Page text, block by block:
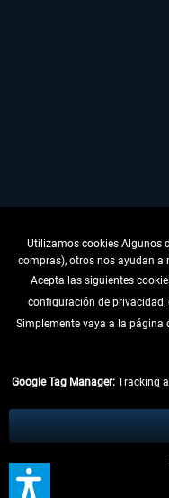
Utilizamos cookies Algunos
compras), otros nos ayudan a
Acepta las siguientes
configuración de
Simplemente vaya a la página
Google Tag Manager:Tracking